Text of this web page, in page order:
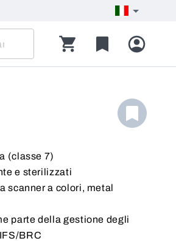
(classe 7)
e sterilizzati
scanner a colori, metal
parte della gestione degli
BRC